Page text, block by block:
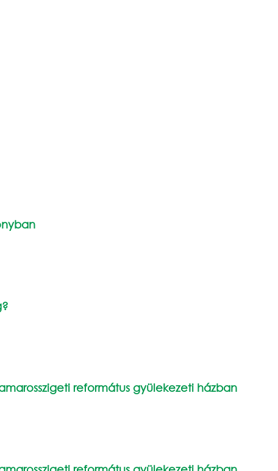
református gyülekezeti házban